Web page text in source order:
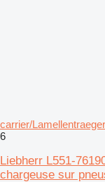
carrier/
6
Liebherr L551-
chargeuse sur